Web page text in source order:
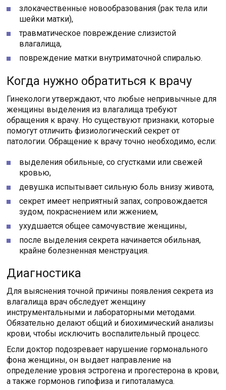
злокачественные новообразования (рак тела или
шейки матки),
травматическое повреждение слизистой
влагалища,
повреждение матки внутриматочной спиралью.
Когда нужно обратиться к врачу
Гинекологи утверждают, что любые непривычные для
женщины выделения из влагалища требуют
обращения к врачу. Но существуют признаки, которые
помогут отличить физиологический секрет от
патологии. Обращение к врачу точно необходимо, если:
выделения обильные, со сгустками или свежей
кровью,
девушка испытывает сильную боль внизу живота,
секрет имеет неприятный запах, сопровождается
зудом, покраснением или жжением,
ухудшается общее самочувствие женщины,
после выделения секрета начинается обильная,
крайне болезненная менструация.
Диагностика
Для выяснения точной причины появления секрета из
влагалища врач обследует женщину
инструментальными и лабораторными методами.
Обязательно делают общий и биохимический анализы
крови, чтобы исключить воспалительный процесс.
Если доктор подозревает нарушение гормонального
фона женщины, он выдает направление на
определение уровня эстрогена и прогестерона в крови,
а также гормонов гипофиза и гипоталамуса.